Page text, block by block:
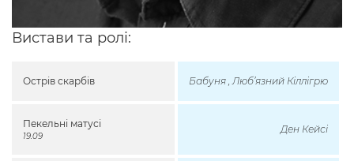
Вистави та ролі:
Острів скарбів Бабуня , Люб’язний Кіллігрю
Пекельні матусі
19.09
Ден Кейсі